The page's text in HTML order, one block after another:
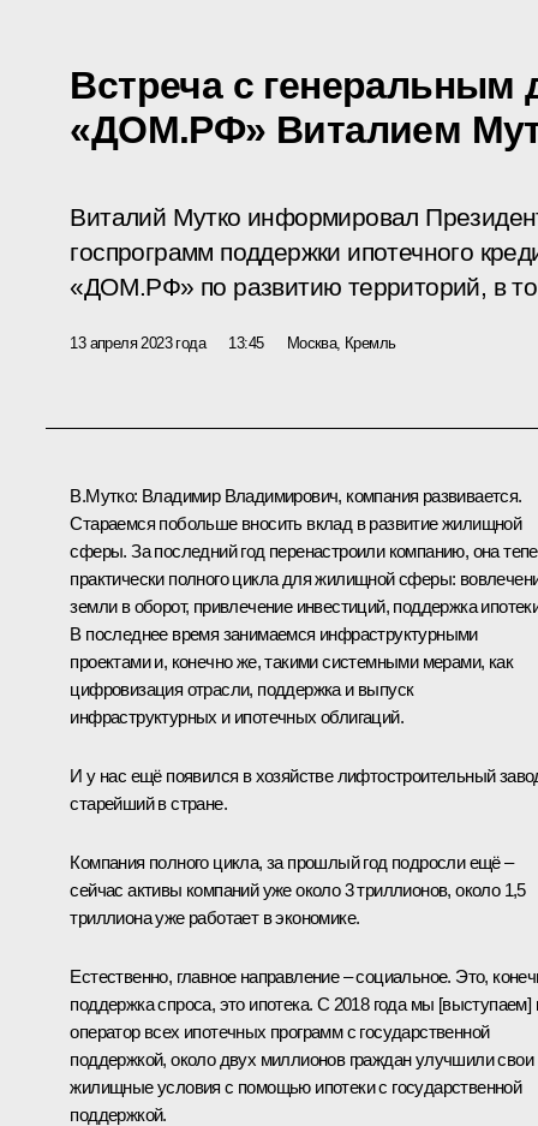
Встреча с генеральным
«ДОМ.РФ» Виталием
Виталий Мутко информировал
госпрограмм поддержки ипотечного
«ДОМ.РФ» по развитию территорий, в
13 апреля 2023 года 13:45 Москва, Кремль
В.Мутко: Владимир Владимирович, компания развивается.
Стараемся побольше вносить вклад в развитие жилищной
сферы. За последний год перенастроили компанию, она
практически полного цикла для жилищной сферы:
земли в оборот, привлечение инвестиций, поддержка
В последнее время занимаемся инфраструктурными
проектами и, конечно же, такими системными мерами, как
цифровизация отрасли, поддержка и выпуск
инфраструктурных и ипотечных облигаций.
И у нас ещё появился в хозяйстве лифтостроительный
старейший в стране.
Компания полного цикла, за прошлый год подросли ещё –
сейчас активы компаний уже около 3 триллионов, около 1,5
триллиона уже работает в экономике.
Естественно, главное направление – социальное. Это,
поддержка спроса, это ипотека. С 2018 года мы [выступаем]
оператор всех ипотечных программ с государственной
поддержкой, около двух миллионов граждан улучшили свои
жилищные условия с помощью ипотеки с государственной
поддержкой.